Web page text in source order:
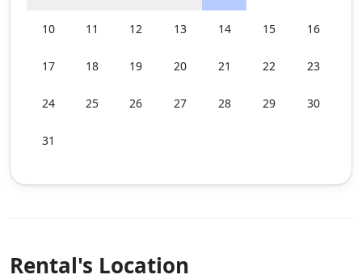
10 11 12 13 14 15 16
17 18 19 20 21 22 23
24 25 26 27 28 29 30
31
Rental's Location